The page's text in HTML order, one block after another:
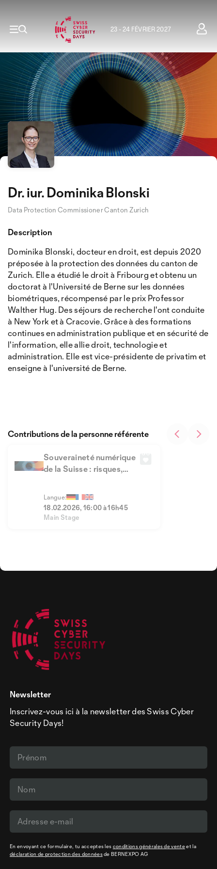
23 - 24 FÉVRIER 2027
Dr. iur. Dominika Blonski
Data Protection Commissioner Canton Zurich
Description
Dominika Blonski, docteur en droit, est depuis 2020
préposée à la protection des données du canton de
Zurich. Elle a étudié le droit à Fribourg et obtenu un
doctorat à l'Université de Berne sur les données
biométriques, récompensé par le prix Professor
Walther Hug. Des séjours de recherche l'ont conduite
à New York et à Cracovie. Grâce à des formations
continues en administration publique et en sécurité de
l'information, elle allie droit, technologie et
administration. Elle est vice-présidente de privatim et
enseigne à l'université de Berne.
Souveraineté numérique
de la Suisse : risques,
opportunités
Langue:
18.02.2026, 16:00 à 16h45
Main Stage
Contributions de la personne référente
Newsletter
Inscrivez-vous ici à la newsletter des Swiss Cyber
Security Days!
En envoyant ce formulaire, tu acceptes les conditions générales de venteet la
déclaration de protection des donnéesde BERNEXPO AG